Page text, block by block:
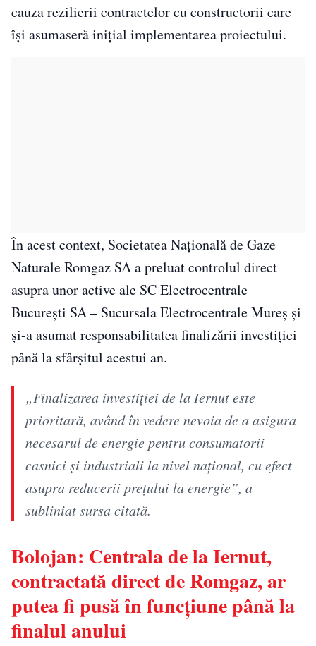
cauza rezilierii contractelor cu constructorii care
își asumaseră inițial implementarea proiectului.
În acest context, Societatea Națională de Gaze
Naturale Romgaz SA a preluat controlul direct
asupra unor active ale SC Electrocentrale
București SA – Sucursala Electrocentrale Mureș și
și-a asumat responsabilitatea finalizării investiției
până la sfârșitul acestui an.
„Finalizarea investiţiei de la Iernut este
prioritară, având în vedere nevoia de a asigura
necesarul de energie pentru consumatorii
casnici şi industriali la nivel naţional, cu efect
asupra reducerii preţului la energie”, a
subliniat sursa citată.
Bolojan: Centrala de la Iernut,
contractată direct de Romgaz, ar
putea fi pusă în funcțiune până la
finalul anului